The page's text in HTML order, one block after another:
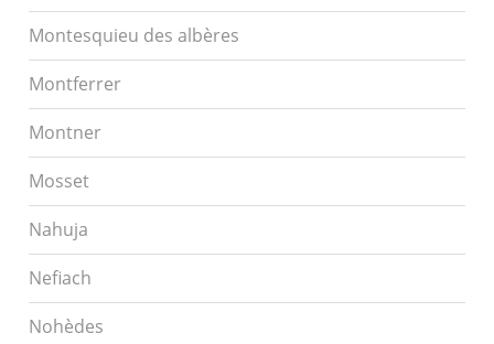
Montesquieu des albères
Montferrer
Montner
Mosset
Nahuja
Nefiach
Nohèdes